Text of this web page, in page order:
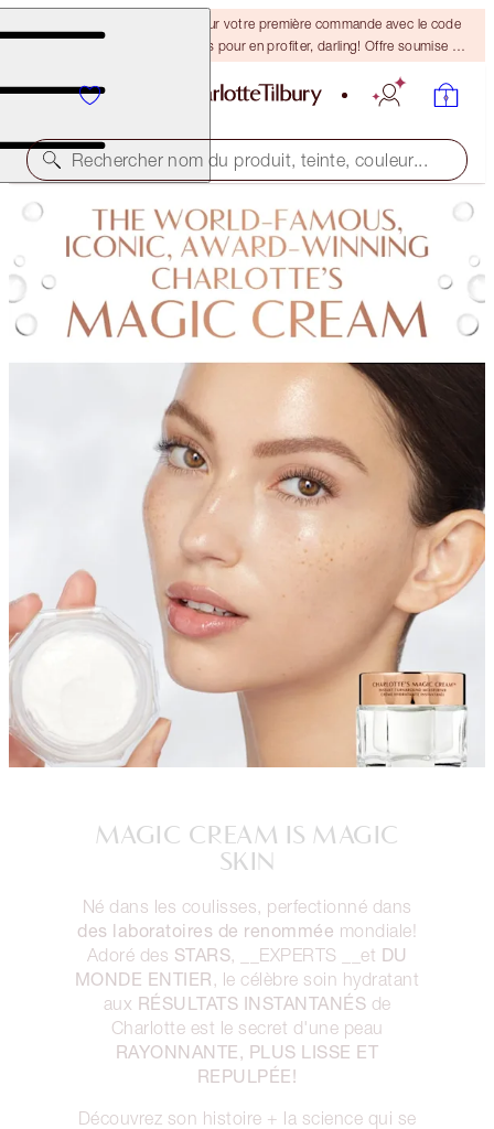
-15 % + la livraison gratuite sur votre première commande avec le code
DARLING15. Connectez-vous pour en profiter, darling! Offre soumise à
Rechercher nom du produit, teinte, couleur...
MAGIC CREAM IS MAGIC
SKIN
Né dans les coulisses, perfectionné dans
des laboratoires de renommée mondiale!
Adoré des STARS, __EXPERTS __et DU
MONDE ENTIER , le célèbre soin hydratant
aux RÉSULTATS INSTANTANÉS de
Charlotte est le secret d'une peau
RAYONNANTE, PLUS LISSE ET
REPULPÉE!
Découvrez son histoire + la science qui se